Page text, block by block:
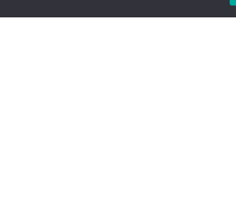
Mirland Bútor Áruház: